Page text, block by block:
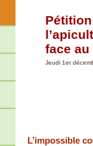
face au
Jeudi 1er
L’impossible